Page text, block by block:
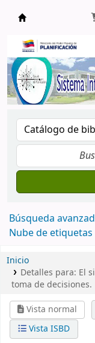
Búsqueda
Nube de etiquetas
Inicio
Detalles para: El
toma de decisiones.
Vista normal
Vista ISBD